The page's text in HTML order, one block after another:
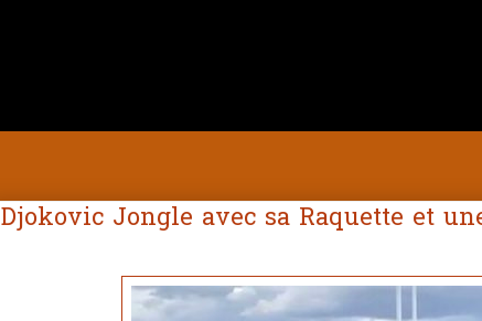
Djokovic Jongle avec sa Raquette et